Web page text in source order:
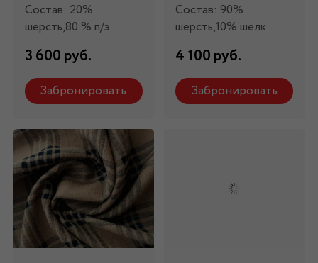
Состав: 20%
шерсть,80 % п/э
3 600 руб.
Забронировать
Состав: 90%
шерсть,10% шелк
4 100 руб.
Забронировать